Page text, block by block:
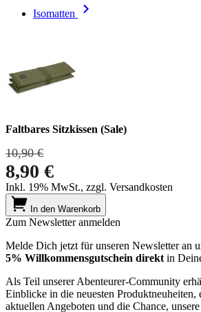
Isomatten
Faltbares Sitzkissen (Sale)
10,90 €
8,90 €
Inkl. 19% MwSt., zzgl. Versandkosten
In den Warenkorb
Zum Newsletter anmelden
Melde Dich jetzt für unseren Newsletter an
5% Willkommensgutschein direkt in
Als Teil unserer Abenteurer-Community
Einblicke in die neuesten Produktneuheiten,
aktuellen Angeboten und die Chance,